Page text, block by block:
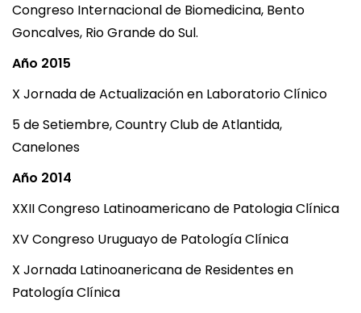
Congreso Internacional de Biomedicina, Bento
Goncalves, Rio Grande do Sul.
Año 2015
X Jornada de Actualización en Laboratorio Clínico
5 de Setiembre, Country Club de Atlantida,
Canelones
Año 2014
XXII Congreso Latinoamericano de Patologia Clínica
XV Congreso Uruguayo de Patología Clínica
X Jornada Latinoanericana de Residentes en
Patología Clínica